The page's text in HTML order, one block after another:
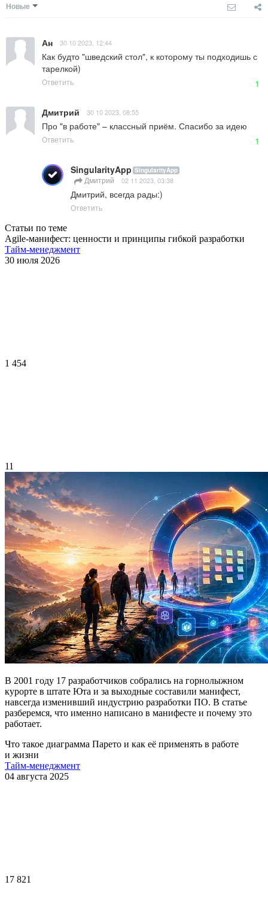
Новые
Ан 30 10 2023, 12:44
Как будто "шведский стол", к которому ты подходишь с
тарелкой)
Ответить 1
Дмитрий 30 10 2023, 08:55
Про "в работе" – классный приём. Спасибо за идею
Ответить 1
SingularityApp SingularityApp
Дмитрий 02 11 2023, 03:38
Дмитрий, всегда рады:)
Ответить
Статьи по теме
Agile-манифест: ценности и принципы гибкой разработки
Тайм-менеджмент
30 июля 2026
1 454
11
В 2001 году 17 разработчиков собрались на горнолыжном
курорте в штате Юта и за выходные составили манифест,
навсегда изменивший индустрию разработки ПО. В статье
разберемся, что именно написано в манифесте и почему это
работает.
Что такое диаграмма Парето и как её применять в работе
и жизни
Тайм-менеджмент
04 августа 2025
17 821